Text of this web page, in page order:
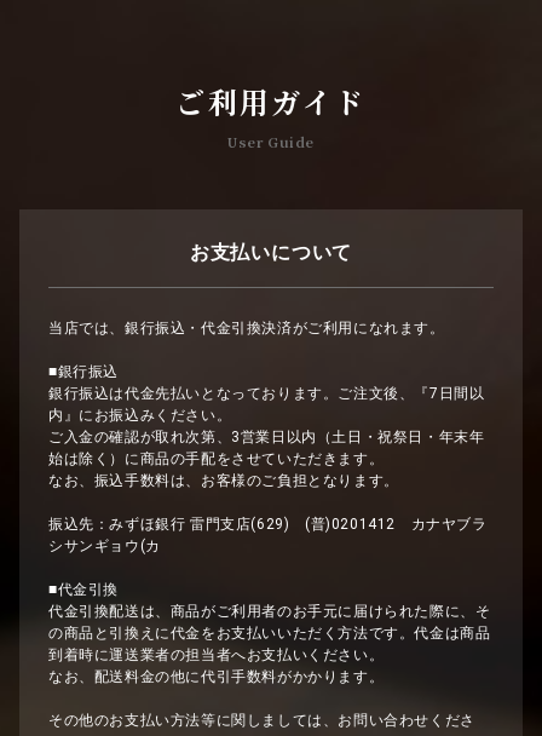
ご利用ガイド
User Guide
お支払いについて
当店では、銀行振込・代金引換決済がご利用になれます。
■銀行振込
銀行振込は代金先払いとなっております。ご注文後、『7日間以
内』にお振込みください。
ご入金の確認が取れ次第、3営業日以内（土日・祝祭日・年末年
始は除く）に商品の手配をさせていただきます。
なお、振込手数料は、お客様のご負担となります。
振込先：みずほ銀行 雷門支店(629) (普)0201412 カナヤブラ
シサンギョウ(カ
■代金引換
代金引換配送は、商品がご利用者のお手元に届けられた際に、そ
の商品と引換えに代金をお支払いいただく方法です。代金は商品
到着時に運送業者の担当者へお支払いください。
なお、配送料金の他に代引手数料がかかります。
その他のお支払い方法等に関しましては、お問い合わせくださ